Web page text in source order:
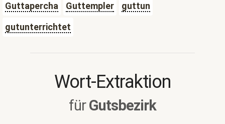
Guttapercha
Guttempler
guttun
gutunterrichtet
Wort-Extraktion
fürGutsbezirk